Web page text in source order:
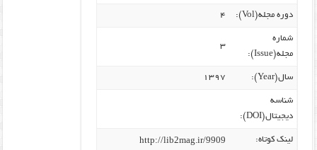
دوره مجله(Vol): ۴
شماره
مجله(Issue):
۳
سال(Year): ۱۳۹۷
شناسه
دیجیتال(DOI):
لینک کوتاه: http://lib2mag.ir/9909